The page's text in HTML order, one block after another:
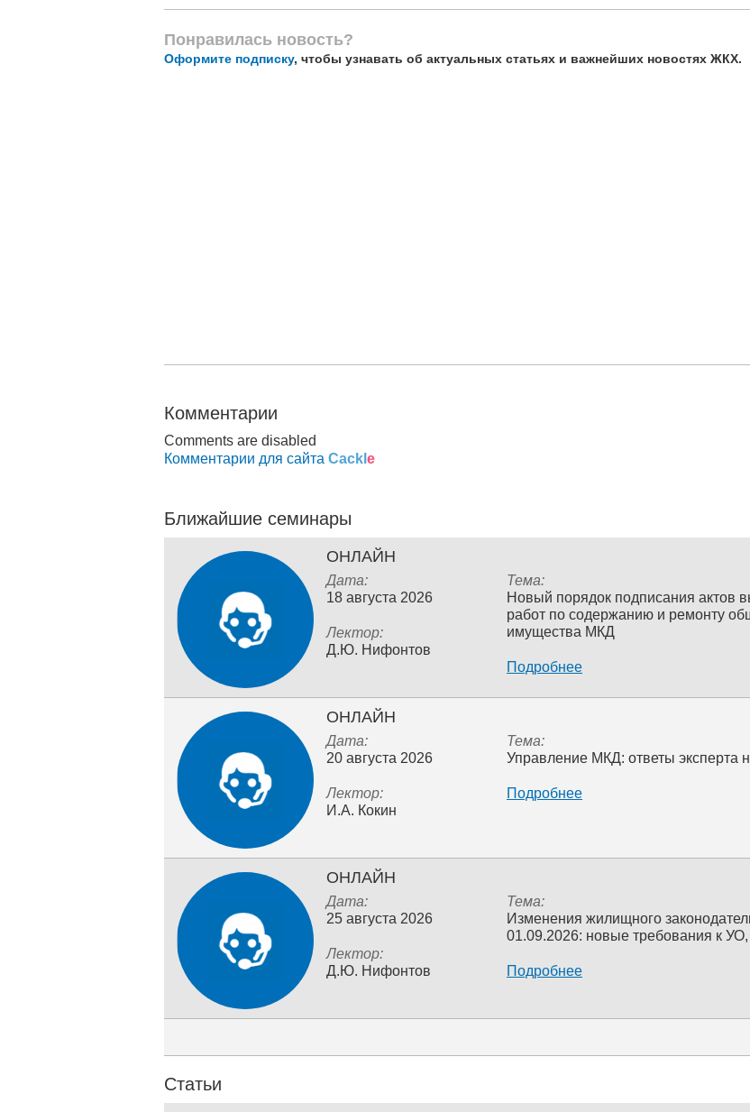
Понравилась новость?
Оформите подписку, чтобы узнавать об актуальных статьях и важнейших новостях ЖКХ.
Комментарии
Comments are disabled
Комментарии для сайта Cackl e
Ближайшие семинары
ОНЛАЙН
Дата:
18 августа 2026
Лектор:
Д.Ю. Нифонтов
Тема:
Новый порядок подписания актов
работ по содержанию и ремонту
имущества МКД
Подробнее
ОНЛАЙН
Дата:
20 августа 2026
Лектор:
И.А. Кокин
Тема:
Управление МКД: ответы эксперта
Подробнее
ОНЛАЙН
Дата:
25 августа 2026
Лектор:
Д.Ю. Нифонтов
Тема:
Изменения жилищного
01.09.2026: новые требования к
Подробнее
Статьи